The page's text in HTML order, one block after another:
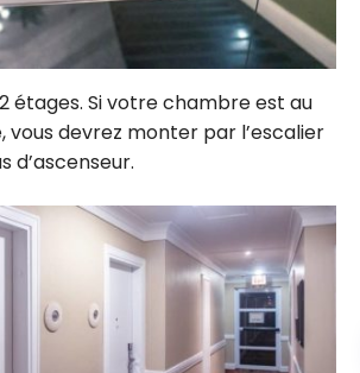
étages. Si votre chambre est au
vous devrez monter par l’escalier
d’ascenseur.